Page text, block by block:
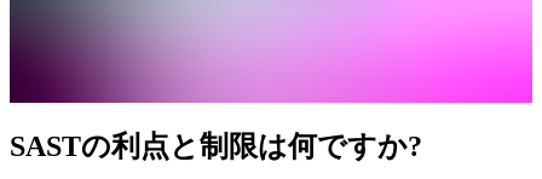
SASTの利点と制限は何ですか?